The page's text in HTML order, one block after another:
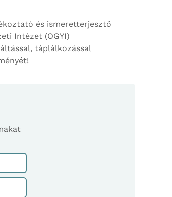
és ismeretterjesztő
Intézet (OGYI)
táplálkozással